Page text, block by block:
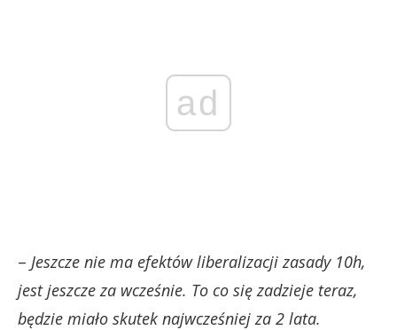
ad
– Jeszcze nie ma efektów liberalizacji zasady 10h,
jest jeszcze za wcześnie. To co się zadzieje teraz,
będzie miało skutek najwcześniej za 2 lata.